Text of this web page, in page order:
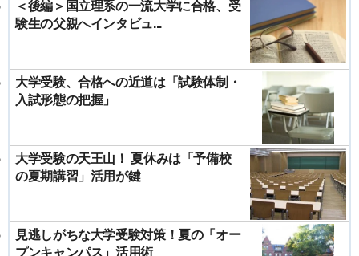
＜後編＞国立理系の一流大学に合格、受
験生の父親へインタビュ...
大学受験、合格への近道は「試験体制・
入試形態の把握」
大学受験の天王山！ 夏休みは「予備校
の夏期講習」活用が鍵
見逃しがちな大学受験対策！夏の「オー
プンキャンパス」活用術